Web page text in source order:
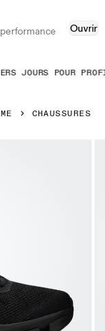
Ouvrir
JOURS POUR
CHAUSSURES